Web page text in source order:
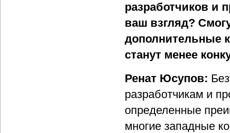
разработчиков и
ваш взгляд?
дополнительные
станут менее
Ренат Юсупов:
разработчикам и
определенные
многие западные